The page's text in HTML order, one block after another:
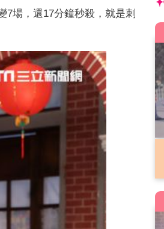
7場，還17分鐘秒殺，就是刺